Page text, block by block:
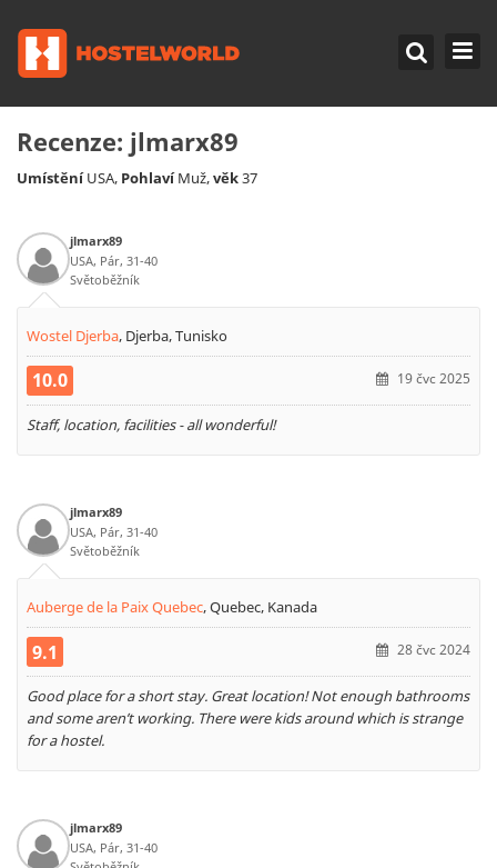
Recenze: jlmarx89
UmístěníUSA, PohlavíMuž,věk37
jlmarx89
USA, Pár, 31-40
Světoběžník
Wostel Djerba, Djerba, Tunisko
10.0 19 čvc 2025
Staff, location, facilities - all wonderful!
jlmarx89
USA, Pár, 31-40
Světoběžník
Auberge de la Paix Quebec,Quebec, Kanada
9.1 28 čvc 2024
Good place for a short stay. Great location! Not enough bathrooms
and some aren’t working. There were kids around which is strange
for a hostel.
jlmarx89
USA, Pár, 31-40